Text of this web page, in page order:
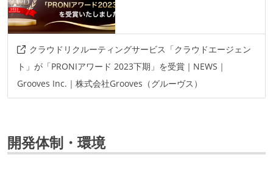
クラウドリクルーティングサービス「クラウドエージェン
ト」が「PRONIアワード 2023下期」を受賞｜NEWS｜
Grooves Inc.｜株式会社Grooves（グルーヴス）
開発体制・環境